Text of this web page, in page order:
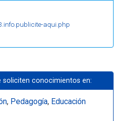
aqui.php
conocimientos en:
, Pedagogía, Educación